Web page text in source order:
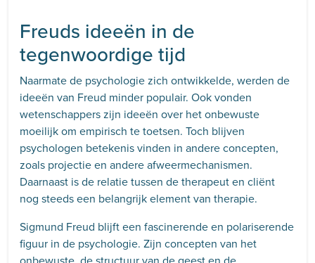
Freuds ideeën in de
tegenwoordige tijd
Naarmate de psychologie zich ontwikkelde, werden de
ideeën van Freud minder populair. Ook vonden
wetenschappers zijn ideeën over het onbewuste
moeilijk om empirisch te toetsen. Toch blijven
psychologen betekenis vinden in andere concepten,
zoals projectie en andere afweermechanismen.
Daarnaast is de relatie tussen de therapeut en cliënt
nog steeds een belangrijk element van therapie.
Sigmund Freud blijft een fascinerende en polariserende
figuur in de psychologie. Zijn concepten van het
onbewuste, de structuur van de geest en de